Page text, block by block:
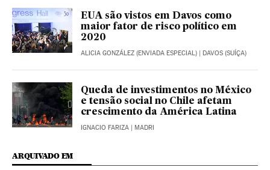
EUA são vistos em Davos como
maior fator de risco político em
2020
ALICIA GONZÁLEZ (ENVIADA ESPECIAL) | DAVOS (SUÍÇA)
Queda de investimentos no México
e tensão social no Chile afetam
crescimento da América Latina
IGNACIO FARIZA | MADRI
ARQUIVADO EM